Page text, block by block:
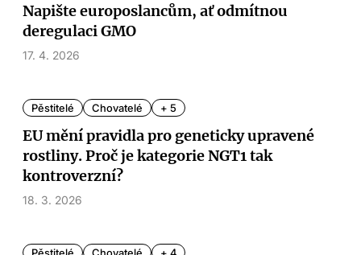
Napište europoslancům, ať odmítnou
deregulaci GMO
17. 4. 2026
Pěstitelé Chovatelé + 5
EU mění pravidla pro geneticky upravené
rostliny. Proč je kategorie NGT1 tak
kontroverzní?
18. 3. 2026